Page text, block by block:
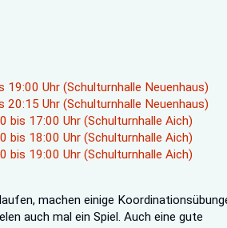
19:00 Uhr (Schulturnhalle Neuenhaus)
20:15 Uhr (Schulturnhalle Neuenhaus)
bis 17:00 Uhr (Schulturnhalle Aich)
bis 18:00 Uhr (Schulturnhalle Aich)
bis 19:00 Uhr (Schulturnhalle Aich)
machen einige
auch mal ein Spiel. Auch eine gute